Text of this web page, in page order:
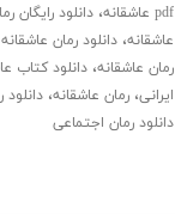
pdf عاشقانه ،دانلود رایگان
عاشقانه،دانلود رمان
رمان عاشقانه،دانلود کتاب
ایرانی،رمان عاشقانه،دانلود
دانلود رمان اجتماعی